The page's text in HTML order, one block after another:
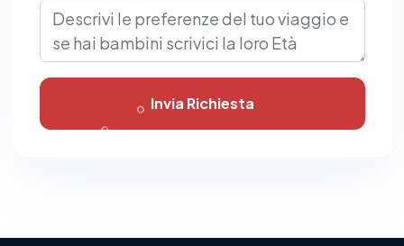
Invia Richiesta